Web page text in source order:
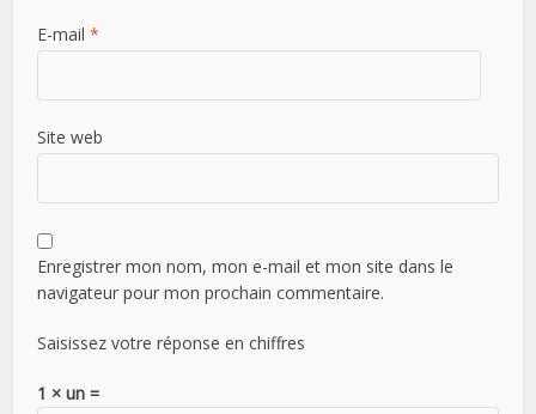
E-mail*
Site web
Enregistrer mon nom, mon e-mail et mon site dans le
navigateur pour mon prochain commentaire.
Saisissez votre réponse en chiffres
1 × un =